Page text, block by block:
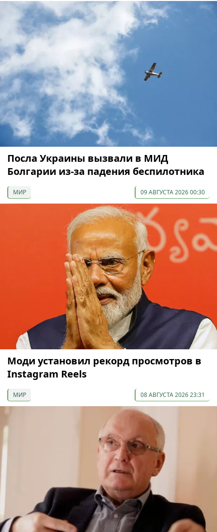
Посла Украины вызвали в МИД
Болгарии из-за падения беспилотника
МИР 09 АВГУСТА 2026 00:30
Моди установил рекорд просмотров в
Instagram Reels
МИР 08 АВГУСТА 2026 23:31